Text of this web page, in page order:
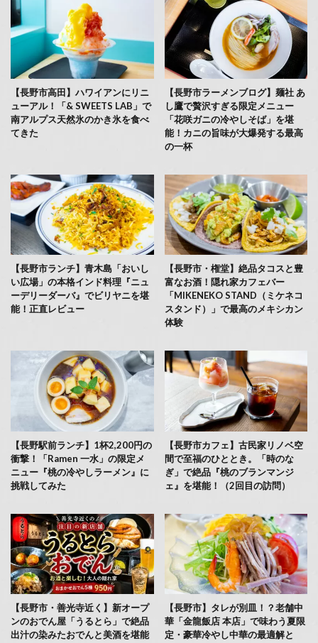
【長野市高田】ハワイアンにリニ
ューアル！「& SWEETS LAB」で
南アルプス天然氷のかき氷を食べ
てきた
【長野市ラーメンブログ】麺社 あ
し鷹で贅沢すぎる限定メニュー
「花咲ガニの冷やしそば」を堪
能！カニの旨味が大爆発する最高
の一杯
【長野市ランチ】青木島「おいし
い広場」の本格インド料理『ニュ
ーデリーダーバ』でビリヤニを堪
能！正直レビュー
【長野市・権堂】絶品タコスと豊
富なお酒！隠れ家カフェバー
「MIKENEKO STAND（ミケネコ
スタンド）」で最高のメキシカン
体験
【長野駅前ランチ】1杯2,200円の
衝撃！「Ramen 一水」の限定メ
ニュー『桃の冷やしラーメン』に
挑戦してみた
【長野市カフェ】古民家リノベ空
間で至福のひととき。「時のな
ぎ」で絶品『桃のブランマンジ
ェ』を堪能！（2回目の訪問）
【長野市・善光寺近く】新オープ
ンのおでん屋「うるとら」で絶品
出汁の染みたおでんと美酒を堪能
【長野市】タレが別皿！？老舗中
華「金龍飯店 本店」で味わう夏限
定・豪華冷やし中華の最適解と